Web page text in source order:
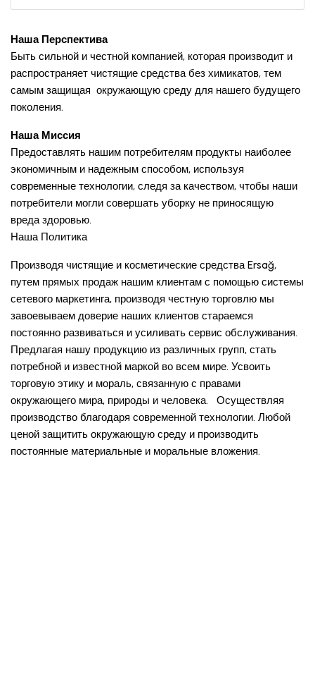
Наша Перспектива
Быть сильной и честной компанией, которая производит и
распространяет чистящие средства без химикатов, тем
самым защищая окружающую среду для нашего будущего
поколения.
Наша Миссия
Предоставлять нашим потребителям продукты наиболее
экономичным и надежным способом, используя
современные технологии, следя за качеством, чтобы наши
потребители могли совершать уборку не приносящую
вреда здоровью.
Наша Политика
Производя чистящие и косметические средства Ersağ,
путем прямых продаж нашим клиентам с помощью системы
сетевого маркетинга, производя честную торговлю мы
завоевываем доверие наших клиентов стараемся
постоянно развиваться и усиливать сервис обслуживания.
Предлагая нашу продукцию из различных групп, стать
потребной и известной маркой во всем мире. Усвоить
торговую этику и мораль, связанную с правами
окружающего мира, природы и человека. Осуществляя
производство благодаря современной технологии. Любой
ценой защитить окружающую среду и производить
постоянные материальные и моральные вложения.